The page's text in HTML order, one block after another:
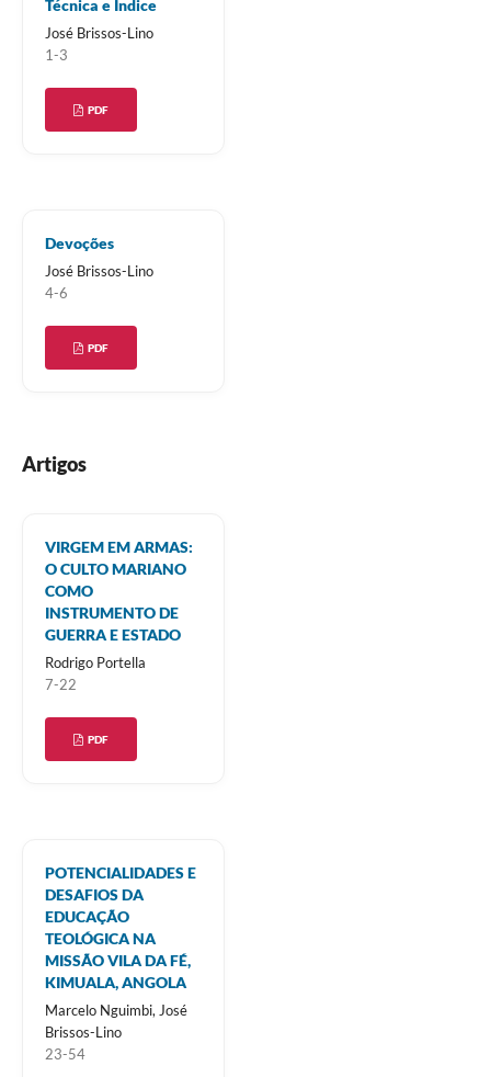
Técnica e Indice
José Brissos-Lino
1-3
PDF
Devoções
José Brissos-Lino
4-6
PDF
Artigos
VIRGEM EM ARMAS:
O CULTO MARIANO
COMO
INSTRUMENTO DE
GUERRA E ESTADO
Rodrigo Portella
7-22
PDF
POTENCIALIDADES E
DESAFIOS DA
EDUCAÇÃO
TEOLÓGICA NA
MISSÃO VILA DA FÉ,
KIMUALA, ANGOLA
Marcelo Nguimbi, José
Brissos-Lino
23-54